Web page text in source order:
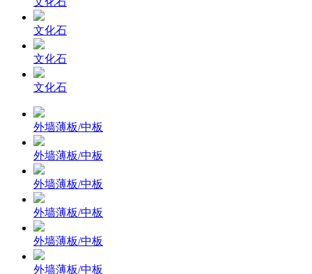
文化石
文化石
文化石
外墙薄板/中板
外墙薄板/中板
外墙薄板/中板
外墙薄板/中板
外墙薄板/中板
外墙薄板/中板